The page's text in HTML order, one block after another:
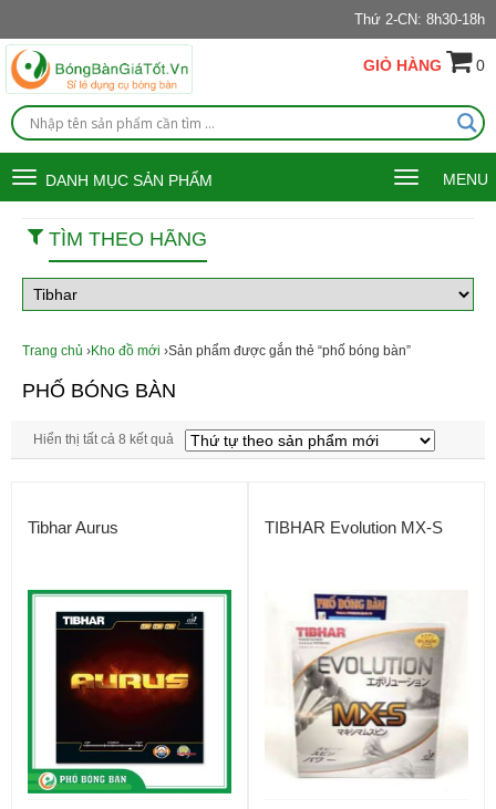
Thứ 2-CN: 8h30-18h
GIỎ HÀNG 0
Toggle
navigation
DANH MỤC SẢN PHẨM
Toggle
navigation
MENU
TÌM THEO HÃNG
Trang chủ ›Kho đồ mới ›Sản phẩm được gắn thẻ “phố bóng bàn”
PHỐ BÓNG BÀN
Hiển thị tất cả 8 kết quả
Tibhar Aurus TIBHAR Evolution MX-S